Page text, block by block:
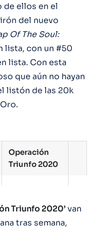
de ellos en el
del nuevo
Of The Soul:
lista, con un #50
lista. Con esta
que aún no hayan
listón de las 20k
Operación
Triunfo 2020
Triunfo 2020’van
tras semana,